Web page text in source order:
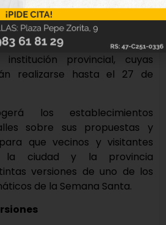
una guía para disfrutar de las
y provincia que se presenten
‘La mejor torrija de España’,
provincial, cuyas
realizarse hasta el 27 de
los establecimientos
sobre sus propuestas y
que vecinos y visitantes
la ciudad y la provincia
versiones de uno de los
de la Semana Santa.